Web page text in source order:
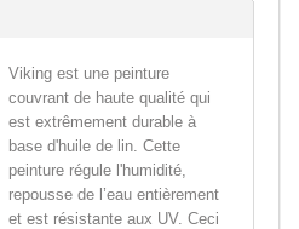
Viking est une peinture
couvrant de haute qualité qui
est extrêmement durable à
base d'huile de lin. Cette
peinture régule l'humidité,
repousse de l’eau entièrement
et est résistante aux UV. Ceci